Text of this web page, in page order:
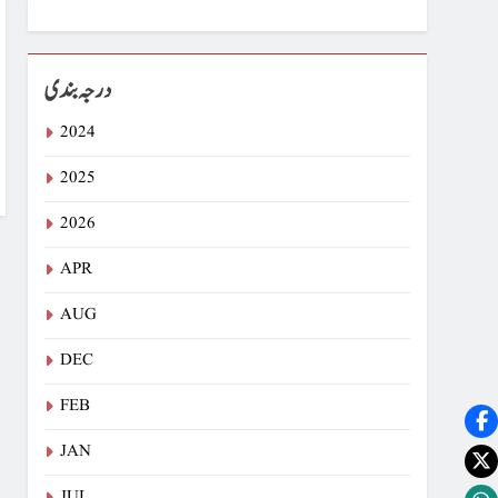
درجہ بندی
2024
2025
2026
APR
AUG
DEC
FEB
JAN